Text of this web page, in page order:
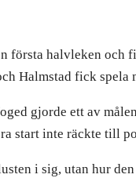
första halvleken och
Halmstad fick spela
gjorde ett av
start inte räckte till
i sig, utan hur